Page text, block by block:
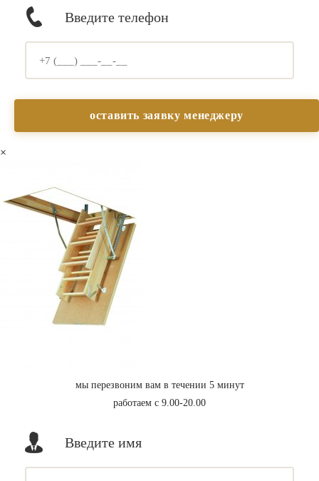
Введите телефон
×
мы перезвоним вам в течении 5 минут
работаем с 9.00-20.00
Введите имя